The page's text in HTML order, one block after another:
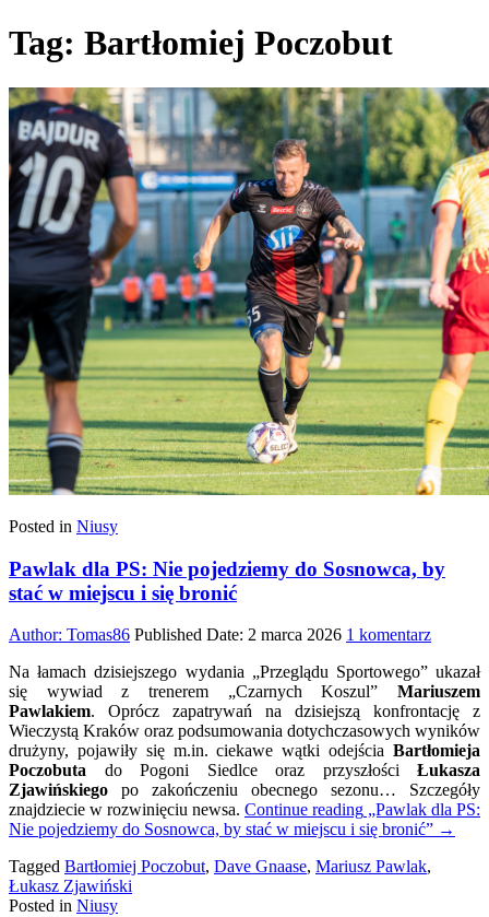
Tag: Bartłomiej Poczobut
Posted in Niusy
Pawlak dla PS: Nie pojedziemy do Sosnowca, by
stać w miejscu i się bronić
Author: Tomas86 Published Date: 2 marca 2026 1 komentarzdo
dla
PS:
Nie
do
by
stać
w
Na łamach dzisiejszego wydania „Przeglądu Sportowego” ukazał
się wywiad z trenerem „Czarnych Koszul” Mariuszem
Pawlakiem. Oprócz zapatrywań na dzisiejszą konfrontację z
Wieczystą Kraków oraz podsumowania dotychczasowych wyników
drużyny, pojawiły się m.in. ciekawe wątki odejścia Bartłomieja
Poczobuta do Pogoni Siedlce oraz przyszłości Łukasza
Zjawińskiego po zakończeniu obecnego sezonu… Szczegóły
znajdziecie w rozwinięciu newsa. Continue reading „Pawlak dla PS:
Nie pojedziemy do Sosnowca, by stać w miejscu i się bronić” →
Tagged Bartłomiej Poczobut, Dave Gnaase, Mariusz Pawlak,
Łukasz Zjawiński
Posted in Niusy